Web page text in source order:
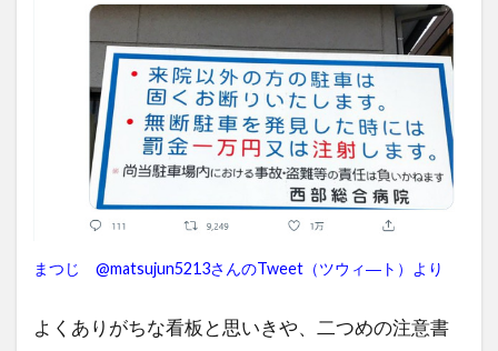
まつじ @matsujun5213さんのTweet（ツウィ―ト）より
よくありがちな看板と思いきや、二つめの注意書